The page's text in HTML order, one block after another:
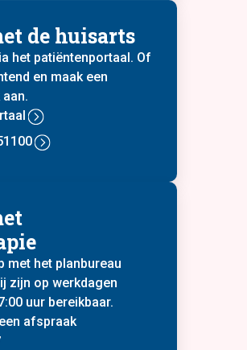
de huisarts
het patiëntenportaal. Of
en maak een
met het planbureau
zijn op werkdagen
uur bereikbaar.
afspraak